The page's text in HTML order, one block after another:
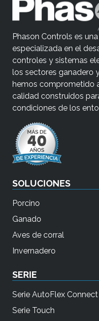
Phason Controls es
especializada en el
controles y sistemas
los sectores ganadero
hemos comprometido
calidad construidos
condiciones de los
SOLUCIONES
Porcino
Ganado
Aves de corral
Invernadero
SERIE
Serie AutoFlex Connect
Serie Touch